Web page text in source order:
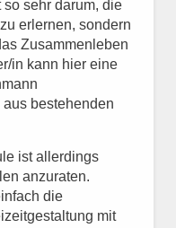
so sehr darum, die
erlernen, sondern
Zusammenleben
in kann hier eine
bestehenden
ist allerdings
anzuraten.
die
mit